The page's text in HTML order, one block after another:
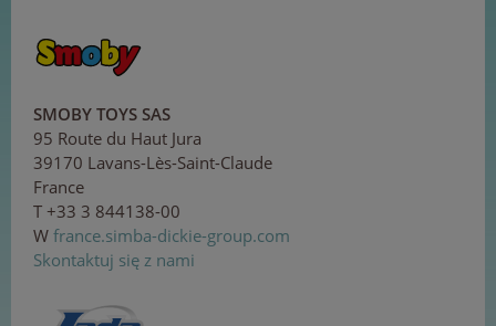
SMOBY TOYS SAS
95 Route du Haut Jura
39170 Lavans-Lès-Saint-Claude
France
T +33 3 844138-00
W france.simba-dickie-group.com
Skontaktuj się z nami